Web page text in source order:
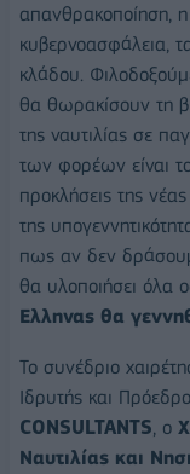
απανθρακοποίηση, η
κυβερνοασφάλεια,
κλάδου.
θα θωρακίσουν τη
της ναυτιλίας σε
των φορέων είναι
προκλήσεις της
της
πως αν δεν
θα υλοποιήσει όλα
Ελληνας θα
Το συνέδριο
Ιδρυτής και
CONSULTANTS , o
Ναυτιλίας και